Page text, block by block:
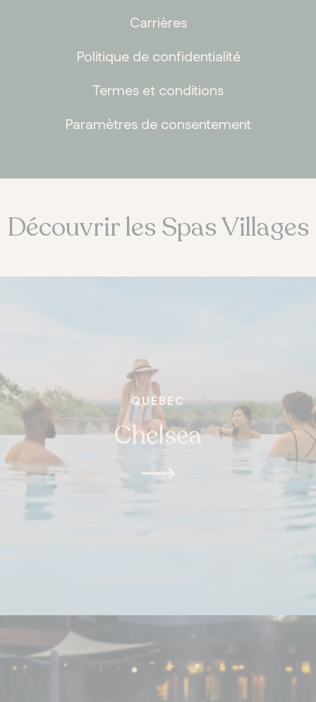
Carrières
Politique de confidentialité
Termes et conditions
Paramètres de consentement
Découvrir les Spas Villages
QUÉBEC
Chelsea